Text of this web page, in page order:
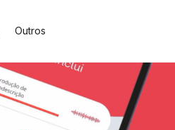
Outros